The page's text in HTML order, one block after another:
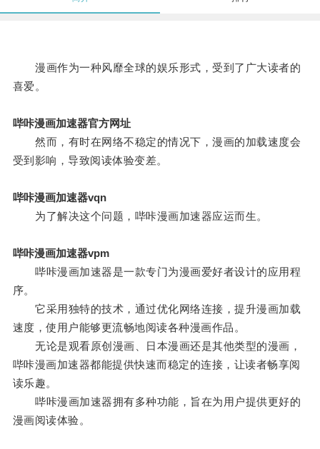
漫画作为一种风靡全球的娱乐形式，受到了广大读者的
喜爱。
哔咔漫画加速器官方网址
然而，有时在网络不稳定的情况下，漫画的加载速度会
受到影响，导致阅读体验变差。
哔咔漫画加速器vqn
为了解决这个问题，哔咔漫画加速器应运而生。
哔咔漫画加速器vpm
哔咔漫画加速器是一款专门为漫画爱好者设计的应用程
序。
它采用独特的技术，通过优化网络连接，提升漫画加载
速度，使用户能够更流畅地阅读各种漫画作品。
无论是观看原创漫画、日本漫画还是其他类型的漫画，
哔咔漫画加速器都能提供快速而稳定的连接，让读者畅享阅
读乐趣。
哔咔漫画加速器拥有多种功能，旨在为用户提供更好的
漫画阅读体验。